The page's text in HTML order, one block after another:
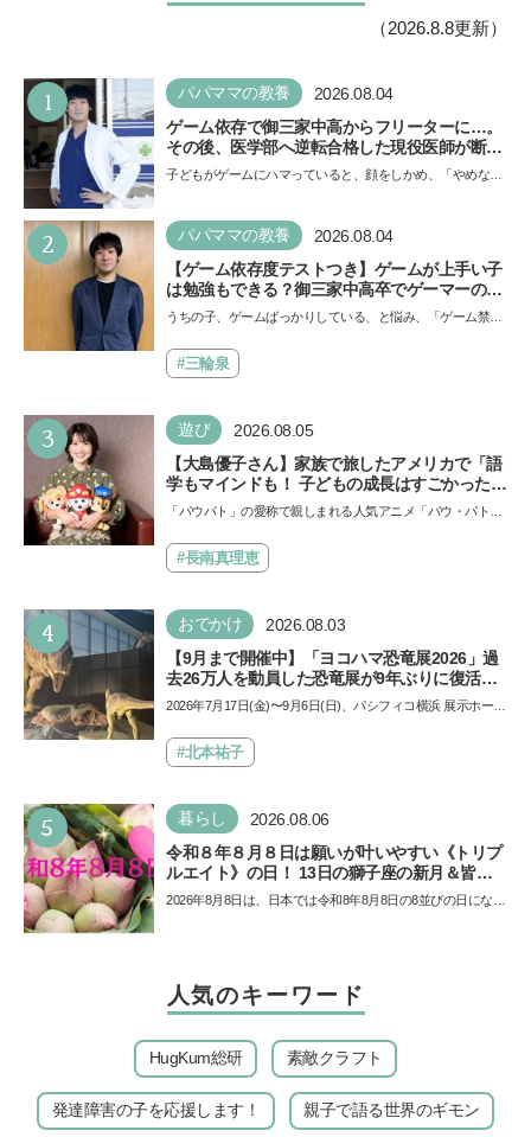
（2026.8.8更新）
1 パパママの教養 2026.08.04
ゲーム依存で御三家中高からフリーターに…。
その後、医学部へ逆転合格した現役医師が断言
「ゲームの経験が受験勉強に役立った」そう考
える背景とは
子どもがゲームにハマっていると、顔をしかめ、「やめなさ
い…
2 パパママの教養 2026.08.04
【ゲーム依存度テストつき】ゲームが上手い子
は勉強もできる？御三家中高卒でゲーマーの医
師・阿部智史さんが教えるゲームしながら受験
で勝つためのメソッド
うちの子、ゲームばっかりしている、と悩み、「ゲーム禁
も…#三輪泉
3 遊び 2026.08.05
【大島優子さん】家族で旅したアメリカで「語
学もマインドも！ 子どもの成長はすごかった」
声優をつとめた映画『パウ・パトロール ザ・ダ
イノ・ムービー』ではあきらめなければ何でも
できると子どもに知ってほしい
「パウパト」の愛称で親しまれる人気アニメ「パウ・パトロ
ザ…#長南真理恵
4 おでかけ 2026.08.03
【9月まで開催中】「ヨコハマ恐竜展2026」過
去26万人を動員した恐竜展が9年ぶりに復活！
夏休みのおでかけで楽しむポイントを完全ガイ
2026年7月17日(金)〜9月6日(日)、パシフィコ横浜 展示ホール
催…#北本祐子
5 暮らし 2026.08.06
令和８年８月８日は願いが叶いやすい《トリプ
ルエイト》の日！ 13日の獅子座の新月＆皆既
日食の影響にも注目
2026年8月8日は、日本では令和8年8月8日の8並びの日になり
人気のキーワード
HugKum総研 素敵クラフト
発達障害の子を応援します！ 親子で語る世界のギモン